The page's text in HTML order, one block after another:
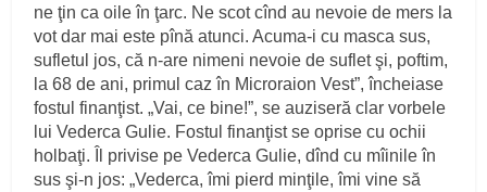
ne ţin ca oile în ţarc. Ne scot cînd au nevoie de mers la
vot dar mai este pînă atunci. Acuma-i cu masca sus,
sufletul jos, că n-are nimeni nevoie de suflet şi, poftim,
la 68 de ani, primul caz în Microraion Vest”, încheiase
fostul finanţist. „Vai, ce bine!”, se auziseră clar vorbele
lui Vederca Gulie. Fostul finanţist se oprise cu ochii
holbaţi. Îl privise pe Vederca Gulie, dînd cu mîinile în
sus şi-n jos: „Vederca, îmi pierd minţile, îmi vine să